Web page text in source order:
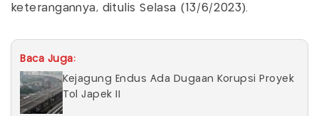
keterangannya, ditulis Selasa (13/6/2023).
Baca Juga:
Kejagung Endus Ada Dugaan Korupsi Proyek
Tol Japek II